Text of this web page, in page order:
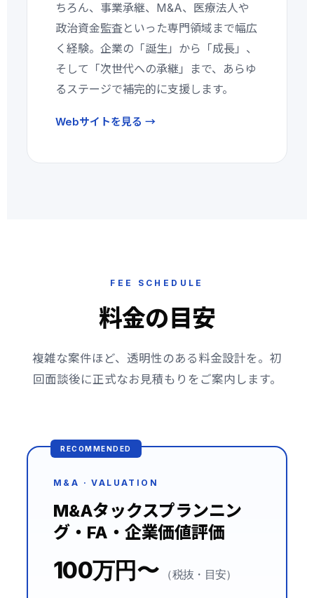
ちろん、事業承継、M&A、医療法人や
政治資金監査といった専門領域まで幅広
く経験。企業の「誕生」から「成長」、
そして「次世代への承継」まで、あらゆ
るステージで補完的に支援します。
Webサイトを見る →
FEE SCHEDULE
料金の目安
複雑な案件ほど、透明性のある料金設計を。初
回面談後に正式なお見積もりをご案内します。
M&A · VALUATION
M&Aタックスプランニン
グ・FA・企業価値評価
100万円〜 （税抜・目安）